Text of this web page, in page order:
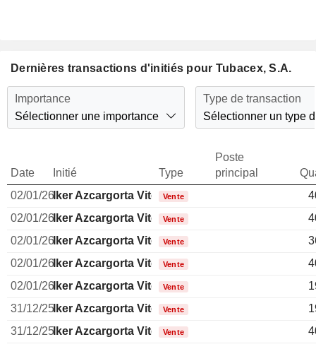
Dernières transactions d'initiés pour Tubacex, S.A.
Importance
Sélectionner une importance
Type de transaction
Sélectionner un type
Date Initié Type
Poste
principal
02/01/26Iker Azcargorta ViteriVente
02/01/26Iker Azcargorta ViteriVente
02/01/26Iker Azcargorta ViteriVente
02/01/26Iker Azcargorta ViteriVente
02/01/26Iker Azcargorta ViteriVente
31/12/25Iker Azcargorta ViteriVente
31/12/25Iker Azcargorta ViteriVente